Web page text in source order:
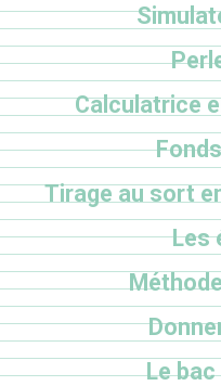
Calculatrice
Tirage au sort
Les
Le